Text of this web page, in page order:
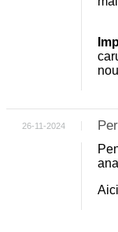
26-11-2024